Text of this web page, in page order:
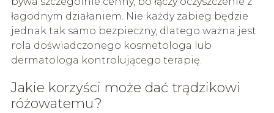
łagodnym działaniem. Nie każdy zabieg będzie
jednak tak samo bezpieczny, dlatego ważna jest
rola doświadczonego kosmetologa lub
dermatologa kontrolującego terapię.
Jakie korzyści może dać trądzikowi
różowatemu?